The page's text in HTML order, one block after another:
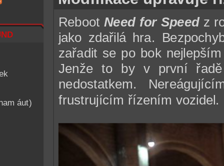
áut)
RebootNeed for Speedz
jako zdařilá hra.
zařadit se po bok
Jenže to by v první
nedostatkem.
frustrujícím řízením vozidel.